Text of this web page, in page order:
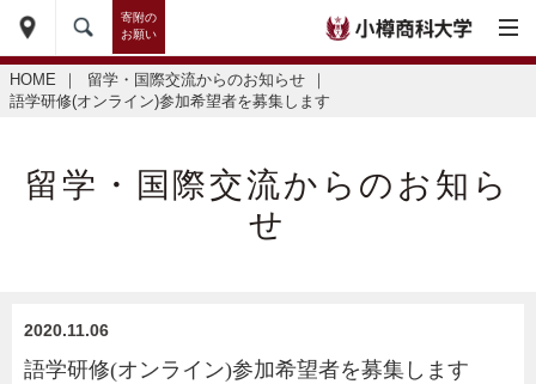
寄附の
お願い
HOME ｜ 留学・国際交流からのお知らせ
｜
語学研修(オンライン)参加希望者を募集します
留学・国際交流からのお知ら
せ
2020.11.06
語学研修(オンライン)参加希望者を募集します